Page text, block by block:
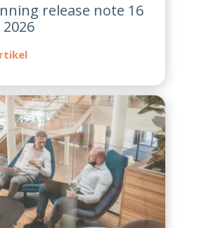
release note 16